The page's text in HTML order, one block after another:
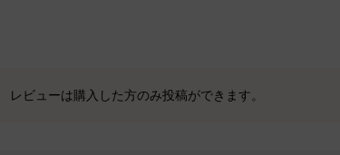
レビューは購入した方のみ投稿ができます。